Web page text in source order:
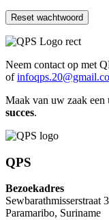
Reset wachtwoord
Neem contact op met
of
Maak van uw zaak een
succes.
QPS
Bezoekadres
Sewbarathmisserstraat
Paramaribo, Suriname